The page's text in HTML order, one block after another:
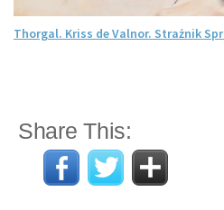
Thorgal. Kriss de Valnor. Strażnik
Share This: